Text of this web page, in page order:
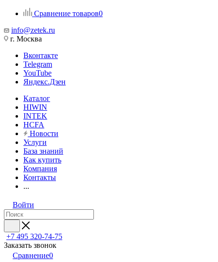
Сравнение товаров0
info@zetek.ru
г. Москва
Вконтакте
Telegram
YouTube
Яндекс.Дзен
Каталог
HIWIN
INTEK
HCFA
Новости
Услуги
База знаний
Как купить
Компания
Контакты
...
Войти
+7 495 320-74-75
Заказать звонок
Сравнение0